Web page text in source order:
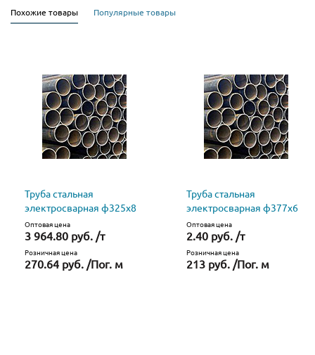
Похожие товары Популярные товары
Труба стальная
электросварная ф325х8
Оптовая цена
3 964.80 руб. /т
Розничная цена
270.64 руб. /Пог. м
Труба стальная
электросварная ф377х6
Оптовая цена
2.40 руб. /т
Розничная цена
213 руб. /Пог. м